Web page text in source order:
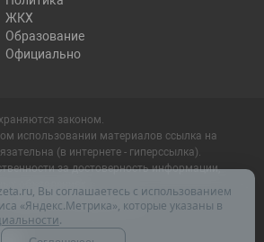
ЖКХ
Образование
Официально
законом.
использовании материалов ссылка на
(в интернете - гиперссылка).
за достоверность информации,
объявлениях.
содержать материалы 16+
Вы соглашаетесь с использованием
«Яндекс.Метрика», которые указаны в
.